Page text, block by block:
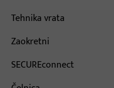
Tehnika vrata
Zaokretni
SECUREconnect